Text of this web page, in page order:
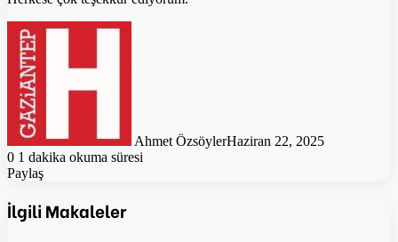
Ahmet ÖzsöylerHaziran 22, 2025
0 1 dakika okuma süresi
Paylaş
Posta
ile
İlgili Makaleler